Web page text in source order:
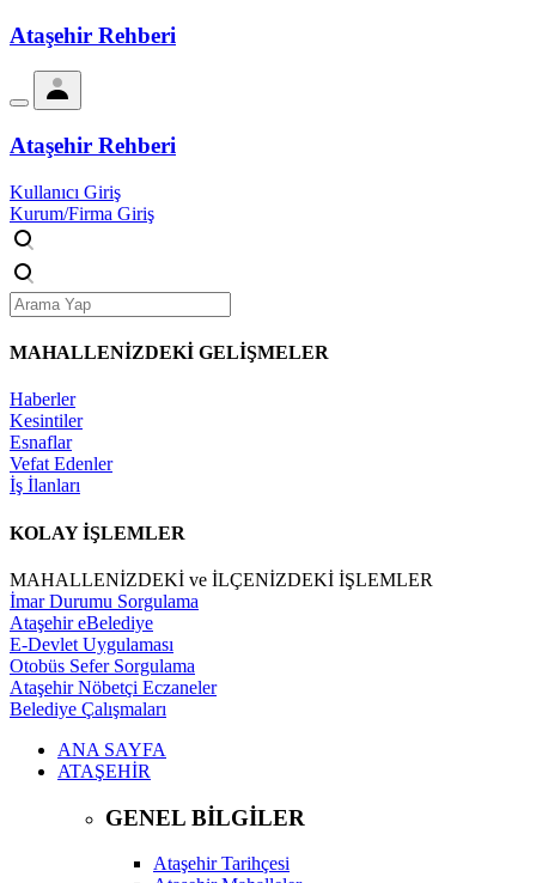
Ataşehir Rehberi
Ataşehir Rehberi
Kullanıcı Giriş
Kurum/Firma Giriş
MAHALLENİZDEKİ GELİŞMELER
Haberler
Kesintiler
Esnaflar
Vefat Edenler
İş İlanları
KOLAY İŞLEMLER
MAHALLENİZDEKİ ve İLÇENİZDEKİ İŞLEMLER
İmar Durumu Sorgulama
Ataşehir eBelediye
E-Devlet Uygulaması
Otobüs Sefer Sorgulama
Ataşehir Nöbetçi Eczaneler
Belediye Çalışmaları
ANA SAYFA
ATAŞEHİR
GENEL BİLGİLER
Ataşehir Tarihçesi